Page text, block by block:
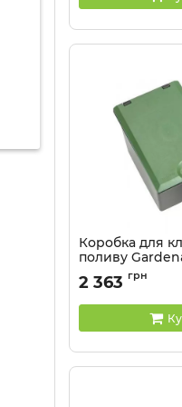
Коробка для
поливу
Артикул: 01254-
2 363 грн